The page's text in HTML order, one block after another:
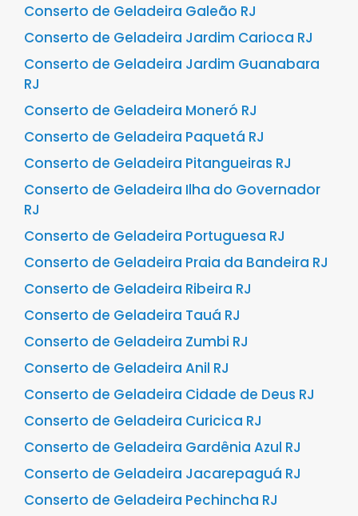
Conserto de Geladeira Galeão RJ
Conserto de Geladeira Jardim Carioca RJ
Conserto de Geladeira Jardim Guanabara
RJ
Conserto de Geladeira Moneró RJ
Conserto de Geladeira Paquetá RJ
Conserto de Geladeira Pitangueiras RJ
Conserto de Geladeira Ilha do Governador
RJ
Conserto de Geladeira Portuguesa RJ
Conserto de Geladeira Praia da Bandeira RJ
Conserto de Geladeira Ribeira RJ
Conserto de Geladeira Tauá RJ
Conserto de Geladeira Zumbi RJ
Conserto de Geladeira Anil RJ
Conserto de Geladeira Cidade de Deus RJ
Conserto de Geladeira Curicica RJ
Conserto de Geladeira Gardênia Azul RJ
Conserto de Geladeira Jacarepaguá RJ
Conserto de Geladeira Pechincha RJ